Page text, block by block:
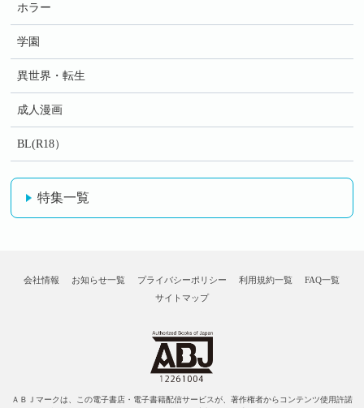
ホラー
学園
異世界・転生
成人漫画
BL(R18）
特集一覧
会社情報 お知らせ一覧 プライバシーポリシー 利用規約一覧
FAQ一覧
サイトマップ
ＡＢＪマークは、この電子書店・電子書籍配信サービスが、著作権者からコンテンツ使用許諾